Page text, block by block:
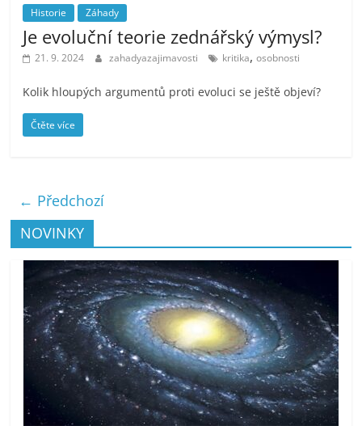
Historie Záhady
Je evoluční teorie zednářský výmysl?
21. 9. 2024 zahadyazajimavosti kritika,osobnosti
Kolik hloupých argumentů proti evoluci se ještě objeví?
Čtěte více
← Předchozí
NOVINKY